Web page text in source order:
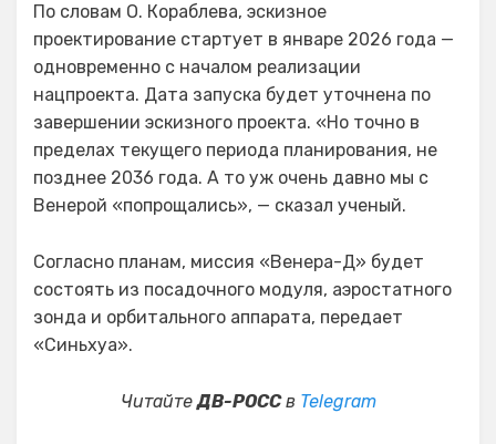
По словам О. Кораблева, эскизное
проектирование стартует в январе 2026 года —
одновременно с началом реализации
нацпроекта. Дата запуска будет уточнена по
завершении эскизного проекта. «Но точно в
пределах текущего периода планирования, не
позднее 2036 года. А то уж очень давно мы с
Венерой «попрощались», — сказал ученый.
Согласно планам, миссия «Венера-Д» будет
состоять из посадочного модуля, аэростатного
зонда и орбитального аппарата, передает
«Синьхуа».
ЧитайтеДВ-РОССв Telegram